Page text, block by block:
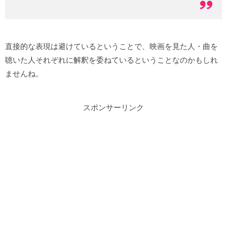
直接的な表現は避けているということで、映画を見た人・曲を
聴いた人それぞれに解釈を委ねているということなのかもしれ
ませんね。
スポンサーリンク